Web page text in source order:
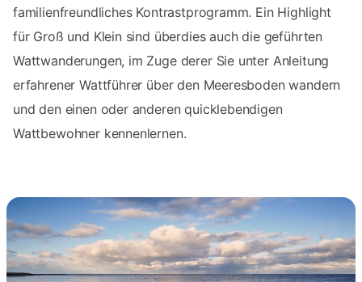
familienfreundliches Kontrastprogramm. Ein Highlight
für Groß und Klein sind überdies auch die geführten
Wattwanderungen, im Zuge derer Sie unter Anleitung
erfahrener Wattführer über den Meeresboden wandern
und den einen oder anderen quicklebendigen
Wattbewohner kennenlernen.